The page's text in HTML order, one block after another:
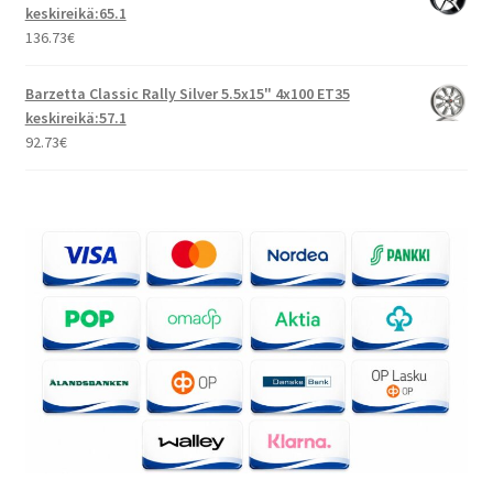
keskireikä:65.1
136.73€
Barzetta Classic Rally Silver 5.5x15" 4x100 ET35
keskireikä:57.1
92.73€